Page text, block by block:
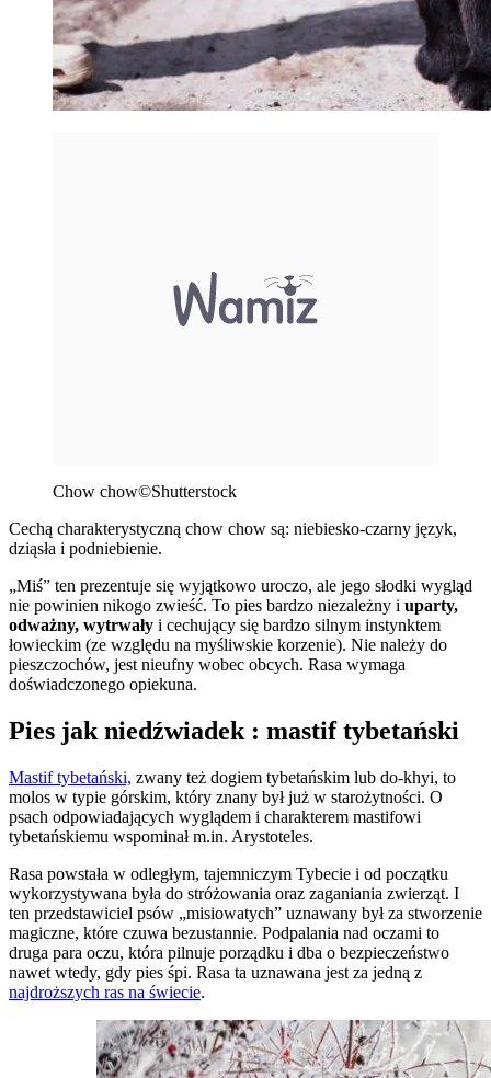
Chow chow©Shutterstock
Cechą charakterystyczną chow chow są: niebiesko-czarny język,
dziąsła i podniebienie.
„Miś” ten prezentuje się wyjątkowo uroczo, ale jego słodki wygląd
nie powinien nikogo zwieść. To pies bardzo niezależny i uparty,
odważny, wytrwały i cechujący się bardzo silnym instynktem
łowieckim (ze względu na myśliwskie korzenie). Nie należy do
pieszczochów, jest nieufny wobec obcych. Rasa wymaga
doświadczonego opiekuna.
Pies jak niedźwiadek : mastif tybetański
Mastif tybetański, zwany też dogiem tybetańskim lub do-khyi, to
molos w typie górskim, który znany był już w starożytności. O
psach odpowiadających wyglądem i charakterem mastifowi
tybetańskiemu wspominał m.in. Arystoteles.
Rasa powstała w odległym, tajemniczym Tybecie i od początku
wykorzystywana była do stróżowania oraz zaganiania zwierząt. I
ten przedstawiciel psów „misiowatych” uznawany był za stworzenie
magiczne, które czuwa bezustannie. Podpalania nad oczami to
druga para oczu, która pilnuje porządku i dba o bezpieczeństwo
nawet wtedy, gdy pies śpi. Rasa ta uznawana jest za jedną z
najdroższych ras na świecie.